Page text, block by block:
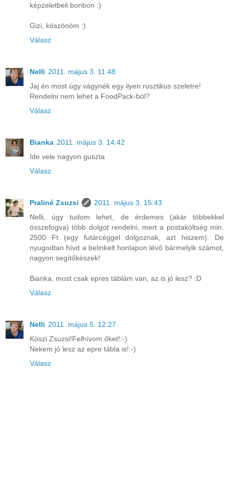
képzeletbeli bonbon :)
Gizi, köszönöm :)
Válasz
Nelli 2011. május 3. 11:48
Jaj én most úgy vágynék egy ilyen rusztikus szeletre!
Rendelni nem lehet a FoodPack-ból?
Válasz
Bianka 2011. május 3. 14:42
Ide vele nagyon guszta
Válasz
Praliné Zsuzsi
2011. május 3. 15:43
Nelli, úgy tudom lehet, de érdemes (akár többekkel
összefogva) több dolgot rendelni, mert a postaköltség min.
2500 Ft (egy futárcéggel dolgoznak, azt hiszem). De
nyugodtan hívd a belinkelt honlapon lévő bármelyik számot,
nagyon segítőkészek!
Bianka, most csak epres táblám van, az is jó lesz? :D
Válasz
Nelli 2011. május 5. 12:27
Köszi Zsuzsi!Felhívom őket!:-)
Nekem jó lesz az epre tábla is!:-)
Válasz